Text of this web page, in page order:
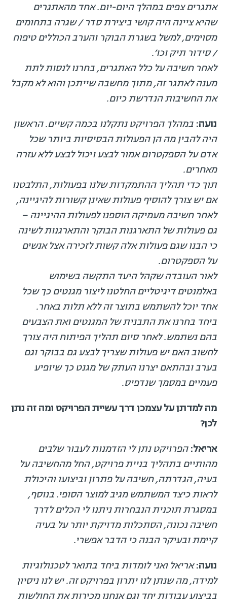
אתגרים צפים במהלך היום-יום. אחד מהאתגרים
שהיא ציינה היה קושי ביצירת סדר / שגרה בתחומים
מסוימים, למשל בשגרת הבוקר והערב הכוללים טיפוח
/ סידור תיק וכו׳.
לאחר חשיבה על כלל האתגרים, בחרנו לנסות לתת
מענה לאתגר זה, מתוך מחשבה שייתכן והוא לא מקבל
את החשיבות הנדרשת כיום.
נועה: במהלך הפרויקט נתקלנו בכמה קשיים. הראשון
היה להבין מה הן הפעולות הבסיסיות ביותר שכל
אדם על הספקטרום אמור לבצע ויכול לבצע ללא עזרה
מאחרים.
תוך כדי תהליך ההתמקדות שלנו בפעולות, התלבטנו
אם יש צורך להוסיף פעולות שאינן קשורות להיגיינה,
לאחר חשיבה מעמיקה הוספנו לפעולות ההיגיינה –
גם פעולות של התארגנות הבוקר והתארגנות לשינה
כי הבנו שגם פעולות אלה קשות לזכירה אצל אנשים
על הספקטרום.
לאור העובדה שקהל היעד התקשה בשימוש
באלמנטים דיגיטליים החלטנו ליצור מגנטים כך שכל
אחד יוכל להשתמש בתוצר זה ללא תלות באחר.
ביחד בחרנו את התבנית של המגנטים ואת הצבעים
בהם נשתמש. לאחר סיום תהליך הפיתוח היה צורך
לחשוב האם יש פעולות שצריך לבצע גם בבוקר וגם
בערב ובהתאם יצרנו העתק של מגנט כך שיופיע
פעמיים במסמך שנדפיס.
מה למדתן על עצמכן דרך עשיית הפרויקט ומה זה נתן
לכן?
אריאל: הפרויקט נתן לי הזדמנות לעבור שלבים
מהותיים בתהליך בניית פרויקט, החל מהחשיבה על
בעיה, הגדרתה, חשיבה על פתרון וביצועו והיכולת
לראות כיצד המשתמש מגיב למוצר הסופי. בנוסף,
במסגרת תוכנית הנבחרות ניתנו לי הכלים לדרך
חשיבה נכונה, הסתכלות מדויקת יותר על בעיה
קיימת ובעיקר הבנה כי הדבר אפשרי.
נועה: אריאל ואני לומדות ביחד בתואר לטכנולוגיות
למידה, מה שנתן לנו יתרון בפרויקט זה. יש לנו ניסיון
בביצוע עבודות יחד וגם אנחנו מכירות את החולשות